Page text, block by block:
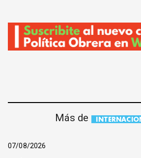
Más de
07/08/2026